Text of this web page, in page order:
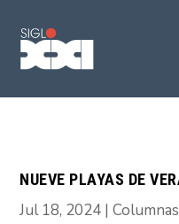
NUEVE PLAYAS DE
Jul 18, 2024 |Columnas